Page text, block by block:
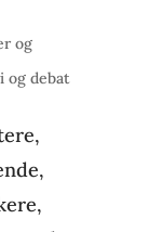
og
og debat